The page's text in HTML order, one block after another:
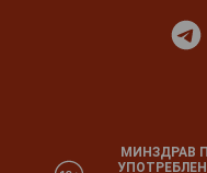
МИНЗДРАВ